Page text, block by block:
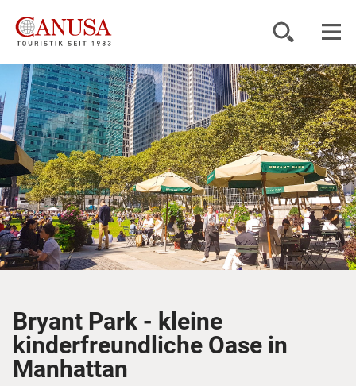
Reiseziele
Reisearten
Inspiration
Service
Bryant Park - kleine
kinderfreundliche Oase in
Manhattan